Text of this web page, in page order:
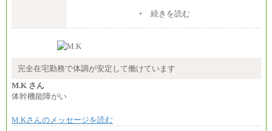
（３）月給191,000円以上（実働7.5時間）
（５）月給147,800円以上（実働6時間）
時給 1,226円（実働4.5時間）
間額換算額）
・退職金相当手当 37円
ざいません。
+ 続きを読む
完全在宅勤務で体調が安定して働けています
M.K さん
体幹機能障がい
M.Kさんのメッセージを読む